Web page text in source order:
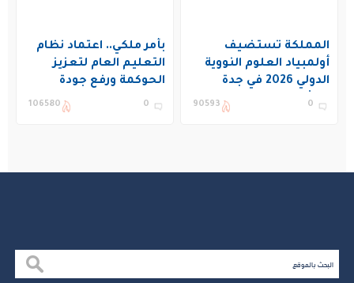
المملكة تستضيف
أولمبياد العلوم النووية
الدولي 2026 في جدة
بمشاركة 19 دولة
0
90593
بأمر ملكي.. اعتماد نظام
التعليم العام لتعزيز
الحوكمة ورفع جودة
التعليم في المملكة
0
106580